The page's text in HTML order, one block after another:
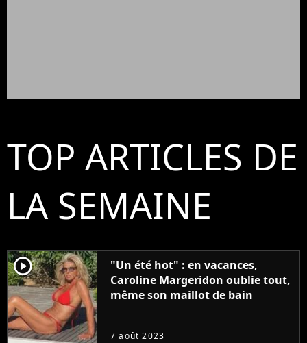
TOP ARTICLES DE
LA SEMAINE
player2
"Un été hot" : en vacances,
Caroline Margeridon oublie tout,
même son maillot de bain
7 août 2023